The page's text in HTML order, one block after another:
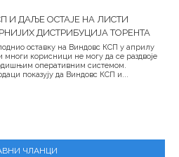
И ДАЉЕ ОСТАЈЕ НА ЛИСТИ
ДИСТРИБУЦИЈА ТОРЕНТА
оставку на Виндовс КСП у априлу
многи корисници не могу да се раздвоје
оперативним системом.
показују да Виндовс КСП и...
ЧЛАНЦИ